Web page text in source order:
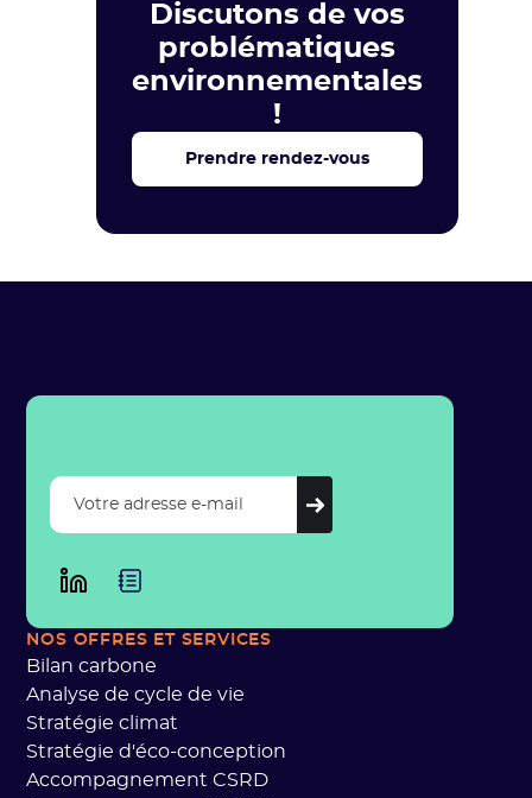
Discutons de vos
problématiques
environnementales
!
Prendre rendez-vous
NOS OFFRES ET SERVICES
Bilan carbone
Analyse de cycle de vie
Stratégie climat
Stratégie d'éco-conception
Accompagnement CSRD